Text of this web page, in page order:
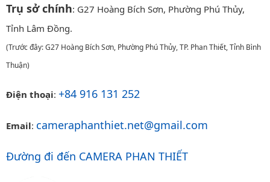
Trụ sở chính: G27 Hoàng Bích Sơn, Phường Phú Thủy,
Tỉnh Lâm Đồng.
(Trước đây: G27 Hoàng Bích Sơn, Phường Phú Thủy, TP. Phan Thiết, Tỉnh Bình
Thuận)
Điện thoại: +84 916 131 252
Email: cameraphanthiet.net@gmail.com
Đường đi đến CAMERA PHAN THIẾT